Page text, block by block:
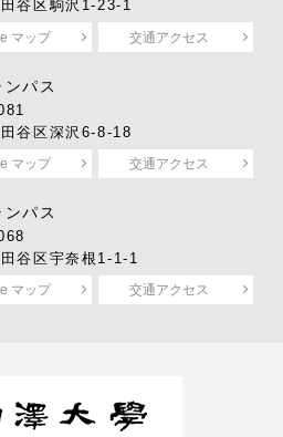
谷区駒沢1-23-1
マップ 交通アクセス
パス
谷区深沢6-8-18
マップ 交通アクセス
パス
谷区宇奈根1-1-1
マップ 交通アクセス